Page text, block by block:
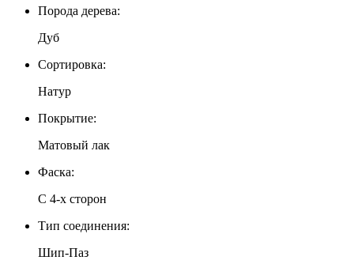
Порода дерева:
Дуб
Сортировка:
Натур
Покрытие:
Матовый лак
Фаска:
С 4-x сторон
Тип соединения:
Шип-Паз